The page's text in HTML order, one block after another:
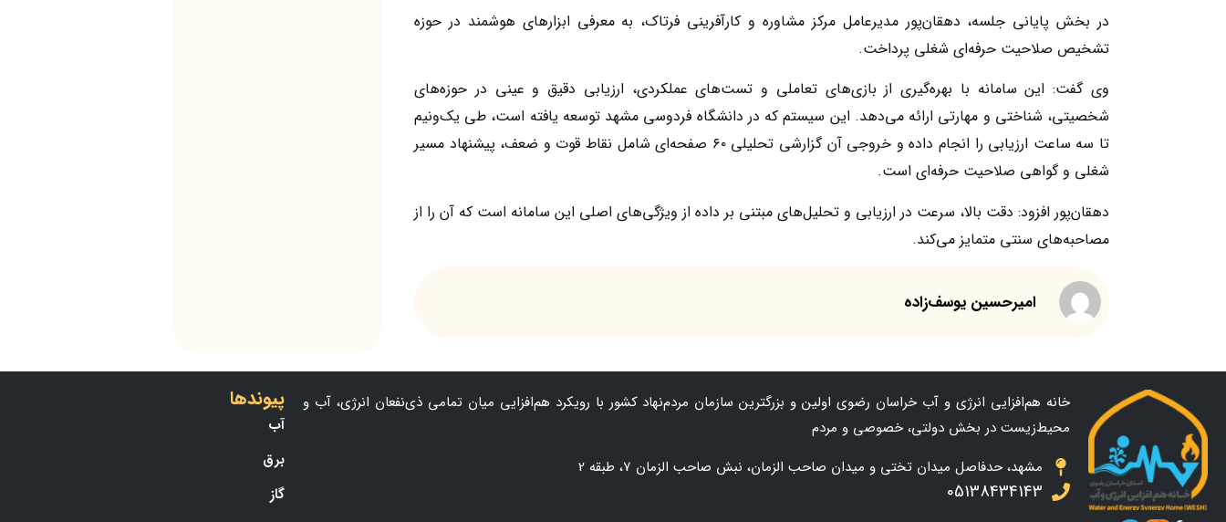
در بخش پایانی جلسه، دهقان‌پور مدیرعامل مرکز مشاوره و کارآفرینی فرتاک، به معرفی ابزارهای هوشمند در حوزه
تشخیص صلاحیت حرفه‌ای شغلی پرداخت.
وی گفت: این سامانه با بهره‌گیری از بازی‌های تعاملی و تست‌های عملکردی، ارزیابی دقیق و عینی در حوزه‌های
شخصیتی، شناختی و مهارتی ارائه می‌دهد. این سیستم که در دانشگاه فردوسی مشهد توسعه یافته است، طی یک‌ونیم
تا سه ساعت ارزیابی را انجام داده و خروجی آن گزارشی تحلیلی ۶۰ صفحه‌ای شامل نقاط قوت و ضعف، پیشنهاد مسیر
شغلی و گواهی صلاحیت حرفه‌ای است.
دهقان‌پور افزود: دقت بالا، سرعت در ارزیابی و تحلیل‌های مبتنی بر داده از ویژگی‌های اصلی این سامانه است که آن را از
مصاحبه‌های سنتی متمایز می‌کند.
امیرحسین یوسف‌زاده
خانه هم‌افزایی انرژی و آب خراسان رضوی اولین و بزرگترین سازمان‌ مردم‌نهاد کشور با رویکرد هم‌افزایی میان تمامی ذی‌نفعان انرژی، آب و
محیط‌زیست در بخش دولتی، خصوصی و مردم
مشهد، حدفاصل میدان تختی و میدان صاحب الزمان، نبش صاحب الزمان 7، طبقه 2
05138434143
پیوندها
آب
برق
گاز